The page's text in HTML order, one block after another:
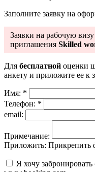
Заполните заявку на
Заявки на рабочую
приглашения Skilled
Для бесплатной оценки
анкету и приложите ее к
Имя: *
Телефон: *
email:
Примечание:
Приложить: Прикрепить
Я хочу